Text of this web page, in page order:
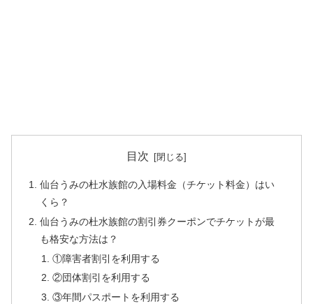
目次
仙台うみの杜水族館の入場料金（チケット料金）はい
くら？
仙台うみの杜水族館の割引券クーポンでチケットが最
も格安な方法は？
①障害者割引を利用する
②団体割引を利用する
③年間パスポートを利用する